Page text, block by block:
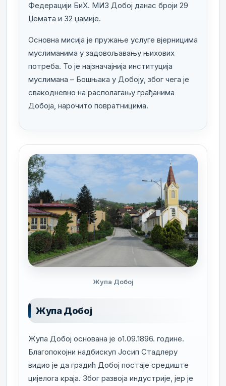
Федерацији БиХ. МИЗ Добој данас броји 29
Џемата и 32 џамије.
Основна мисија је пружање услуге вјерницима
муслиманима у задовољавању њихових
потреба. То је најзначајнија институција
муслимана – Бошњака у Добоју, због чега је
свакодневно на располагању грађанима
Добоја, нарочито повратницима.
Жупа Добој
Жупа Добој
Жупа Добој основана је о1.09.1896. године.
Благопокојни надбискуп Јосип Стадлеру
видио је да градић Добој постаје средиште
цијелога краја. Због развоја индустрије, јер је